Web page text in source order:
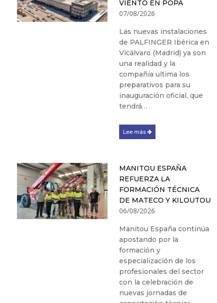
VIENTO EN POPA
07/08/2026
Las nuevas instalaciones
de PALFINGER Ibérica en
Vicálvaro (Madrid) ya son
una realidad y la
compañía ultima los
preparativos para su
inauguración oficial, que
tendrá…
Lee más
MANITOU ESPAÑA
REFUERZA LA
FORMACIÓN TÉCNICA
DE MATECO Y KILOUTOU
06/08/2026
Manitou España continúa
apostando por la
formación y
especialización de los
profesionales del sector
con la celebración de
nuevas jornadas de